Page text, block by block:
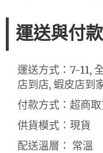
運送與付款
運送方式：7-11,
店到店, 蝦皮店到
付款方式：超商
供貨模式：現貨
配送溫層： 常溫